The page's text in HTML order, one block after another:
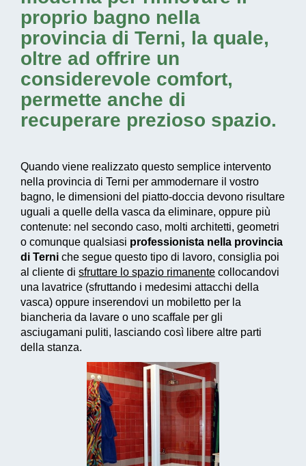
proprio bagno nella
provincia di Terni, la quale,
oltre ad offrire un
considerevole comfort,
permette anche di
recuperare prezioso spazio.
Quando viene realizzato questo semplice intervento
nella provincia di Terni per ammodernare il vostro
bagno, le dimensioni del piatto-doccia devono risultare
uguali a quelle della vasca da eliminare, oppure più
contenute: nel secondo caso, molti architetti, geometri
o comunque qualsiasi professionista nella provincia
di Terni che segue questo tipo di lavoro, consiglia poi
al cliente di sfruttare lo spazio rimanente collocandovi
una lavatrice (sfruttando i medesimi attacchi della
vasca) oppure inserendovi un mobiletto per la
biancheria da lavare o uno scaffale per gli
asciugamani puliti, lasciando così libere altre parti
della stanza.